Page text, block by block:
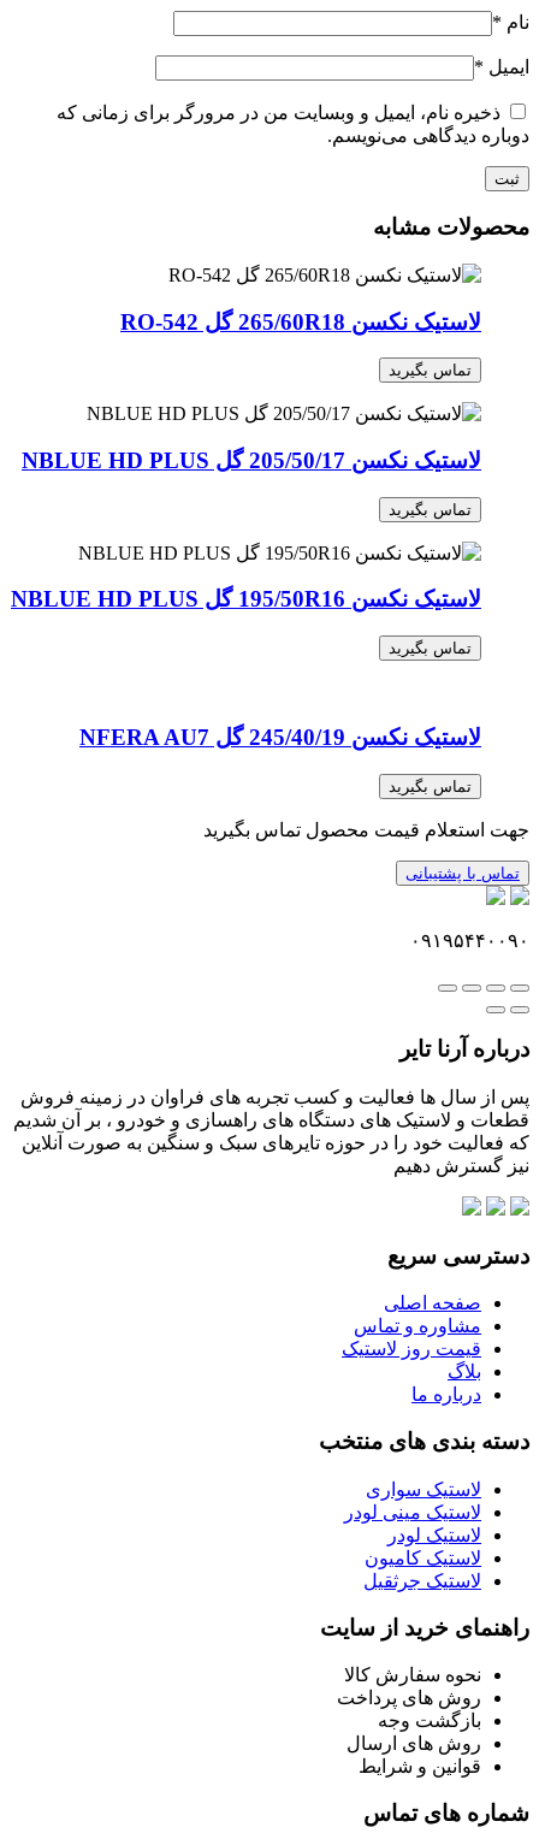
نام *
ایمیل *
ذخیره نام، ایمیل و وبسایت من در مرورگر برای زمانی که
دوباره دیدگاهی می‌نویسم.
محصولات مشابه
لاستیک نکسن 265/60R18 گل RO-542
تماس بگیرید
لاستیک نکسن 205/50/17 گل NBLUE HD PLUS
تماس بگیرید
لاستیک نکسن 195/50R16 گل NBLUE HD PLUS
تماس بگیرید
لاستیک نکسن 245/40/19 گل NFERA AU7
تماس بگیرید
جهت استعلام قیمت محصول تماس بگیرید
تماس با پشتیبانی
۰۹۱۹۵۴۴۰۰۹۰
درباره آرنا تایر
پس از سال ها فعالیت و کسب تجربه های فراوان در زمینه فروش
قطعات و لاستیک های دستگاه های راهسازی و خودرو ، بر آن شدیم
که فعالیت خود را در حوزه تایرهای سبک و سنگین به صورت آنلاین
نیز گسترش دهیم
دسترسی سریع
صفحه اصلی
مشاوره و تماس
قیمت روز لاستیک
بلاگ
درباره ما
دسته بندی های منتخب
لاستیک سواری
لاستیک مینی لودر
لاستیک لودر
لاستیک کامیون
لاستیک جرثقیل
راهنمای خرید از سایت
نحوه سفارش کالا
روش های پرداخت
بازگشت وجه
روش های ارسال
قوانین و شرایط
شماره های تماس